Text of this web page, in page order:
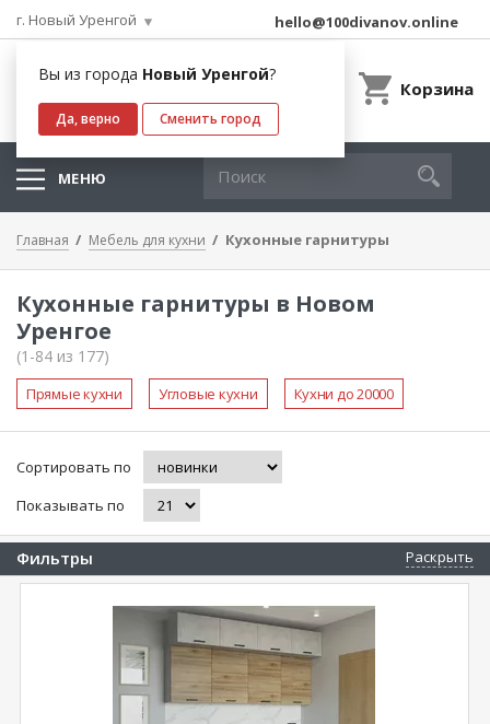
г. Новый Уренгой
Вы из города Новый Уренгой?
Да, верно Сменить город
hello@100divanov.online
Корзина
МЕНЮ
Главная Мебель для кухни Кухонные гарнитуры
Кухонные гарнитуры в Новом
Уренгое
(1-84 из 177)
Прямые кухни Угловые кухни Кухни до 20000
Сортировать по
Показывать по
Фильтры Раскрыть